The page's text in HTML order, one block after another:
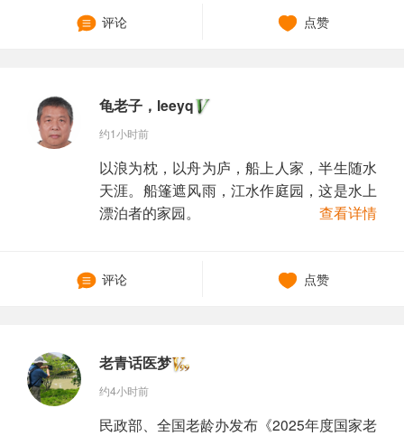
评论 点赞
龟老子，leeyq
约1小时前
以浪为枕，以舟为庐，船上人家，半生随水
天涯。船篷遮风雨，江水作庭园，这是水上
漂泊者的家园。
查看详情
评论 点赞
老青话医梦
约4小时前
民政部、全国老龄办发布《2025年度国家老